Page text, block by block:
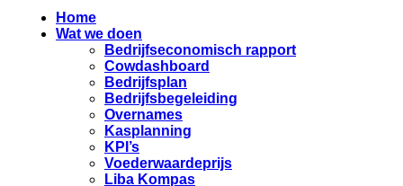
Home
Wat we doen
Bedrijfseconomisch rapport
Cowdashboard
Bedrijfsplan
Bedrijfsbegeleiding
Overnames
Kasplanning
KPI’s
Voederwaardeprijs
Liba Kompas